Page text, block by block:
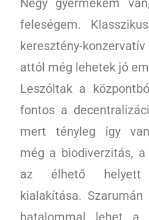
Négy gyermekem
feleségem.
keresztény-
attól még lehetek jó
Leszóltak a
fontos a
mert tényleg így
még a biodiverzitás,
az élhető helyett
kialakítása.